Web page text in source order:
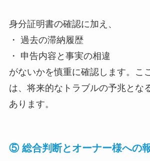
身分証明書の確認に加え、
・ 過去の滞納履歴
・ 申告内容と事実の相違
がないかを慎重に確認します。こ
は、将来的なトラブルの予兆とな
あります。
⑤ 総合判断とオーナー様への